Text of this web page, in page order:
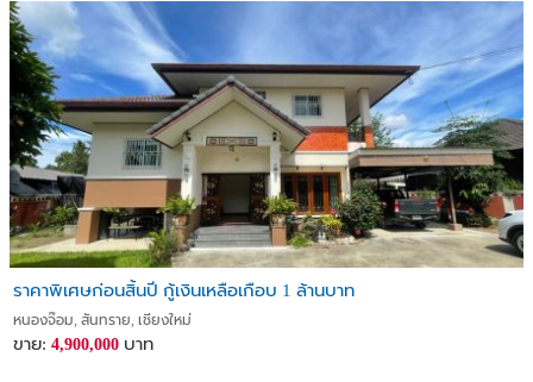
wechat 微信：yongmuic
phone: 082-797-6506
No. JY-MAR69-290321
ราคาพิเศษก่อนสิ้นปี กู้เงินเหลือเกือบ 1 ล้านบาท
หนองจ๊อม, สันทราย, เชียงใหม่
ขาย: 4,900,000 บาท